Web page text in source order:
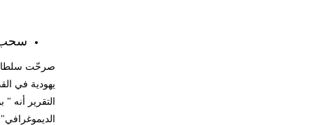
سحب
صرحّت سلطات